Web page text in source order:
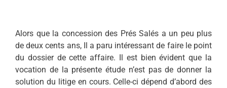
Alors que la concession des Prés Salés a un peu plus
de deux cents ans, Il a paru intéressant de faire le point
du dossier de cette affaire. Il est bien évident que la
vocation de la présente étude n’est pas de donner la
solution du litige en cours. Celle-ci dépend d’abord des